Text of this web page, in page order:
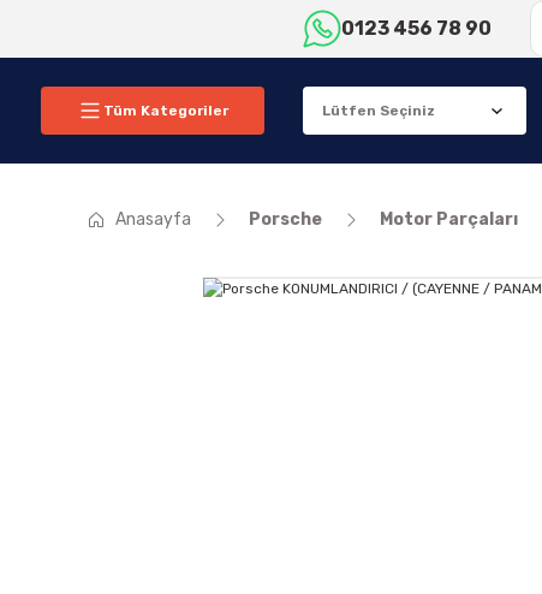
0123 456 78 90
Tüm Kategoriler
Anasayfa Porsche Motor Parçaları